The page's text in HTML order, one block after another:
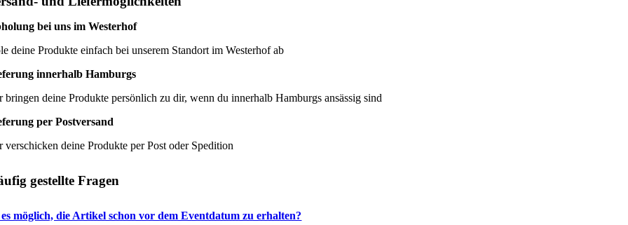
bei uns im Westerhof
deine Produkte einfach bei unserem Standort im Westerhof ab
innerhalb Hamburgs
bringen deine Produkte persönlich zu dir, wenn du innerhalb Hamburgs ansässig sind
per Postversand
verschicken deine Produkte per Post oder Spedition
gestellte Fragen
möglich, die Artikel schon vor dem Eventdatum zu erhalten?